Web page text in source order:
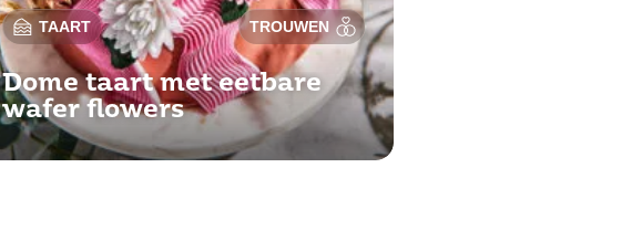
TAART TROUWEN
Dome taart met eetbare
wafer flowers